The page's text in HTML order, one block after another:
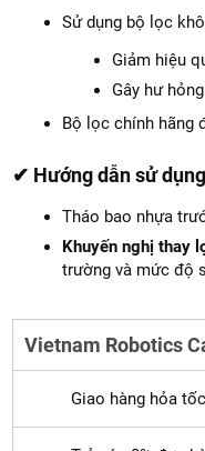
Sử dụng bộ lọc
Giảm hiệu
Gây hư
Bộ lọc chính hãng
✔ Hướng dẫn sử dụng
Tháo bao nhựa
Khuyến nghị thay
trường và mức độ
Vietnam Robotics
Giao hàng hỏa